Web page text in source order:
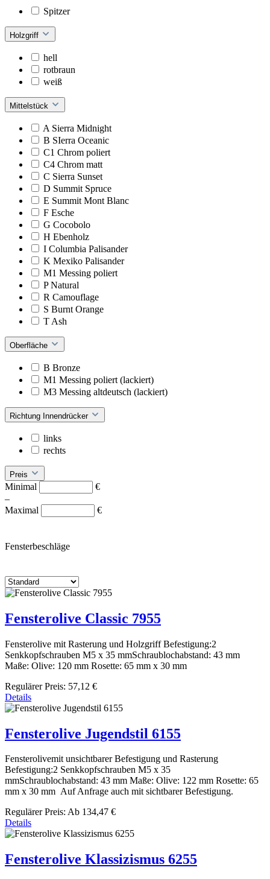
Spitzer
Holzgriff
hell
rotbraun
weiß
Mittelstück
A Sierra Midnight
B SIerra Oceanic
C1 Chrom poliert
C4 Chrom matt
C Sierra Sunset
D Summit Spruce
E Summit Mont Blanc
F Esche
G Cocobolo
H Ebenholz
I Columbia Palisander
K Mexiko Palisander
M1 Messing poliert
P Natural
R Camouflage
S Burnt Orange
T Ash
Oberfläche
B Bronze
M1 Messing poliert (lackiert)
M3 Messing altdeutsch (lackiert)
Richtung Innendrücker
links
rechts
Preis
Minimal
€
–
Maximal
€
Fensterbeschläge
Fensterolive Classic 7955
Fensterolive mit Rasterung und Holzgriff Befestigung:2
Senkkopfschrauben M5 x 35 mmSchraublochabstand: 43 mm
Maße: Olive: 120 mm Rosette: 65 mm x 30 mm
Regulärer Preis: 57,12 €
Details
Fensterolive Jugendstil 6155
Fensterolivemit unsichtbarer Befestigung und Rasterung
Befestigung:2 Senkkopfschrauben M5 x 35
mmSchraublochabstand: 43 mm Maße: Olive: 122 mm Rosette: 65
mm x 30 mm Auf Anfrage auch mit sichtbarer Befestigung.
Regulärer Preis: Ab 134,47 €
Details
Fensterolive Klassizismus 6255